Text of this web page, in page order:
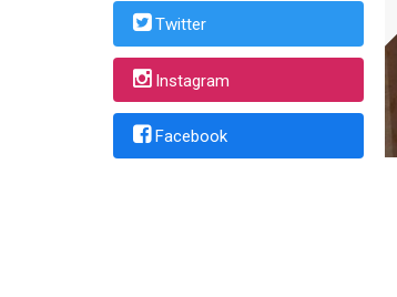
Twitter
Instagram
Facebook